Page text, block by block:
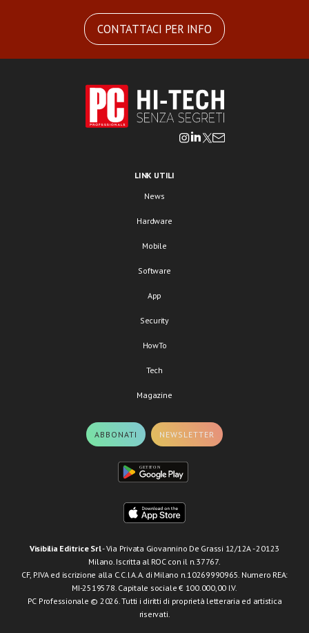
CONTATTACI PER INFO
LINK UTILI
News
Hardware
Mobile
Software
App
Security
HowTo
Tech
Magazine
ABBONATI NEWSLETTER
Visibilia Editrice Srl- Via Privata Giovannino De Grassi 12/12A - 20123
Milano. Iscritta al ROC con il n.37767.
CF, P.IVA ed iscrizione alla C.C.I.A.A. di Milano n.10269990965. Numero REA:
MI-2519578. Capitale sociale € 100.000,00 I.V.
PC Professionale © 2026. Tutti i diritti di proprietà letteraria ed artistica
riservati.